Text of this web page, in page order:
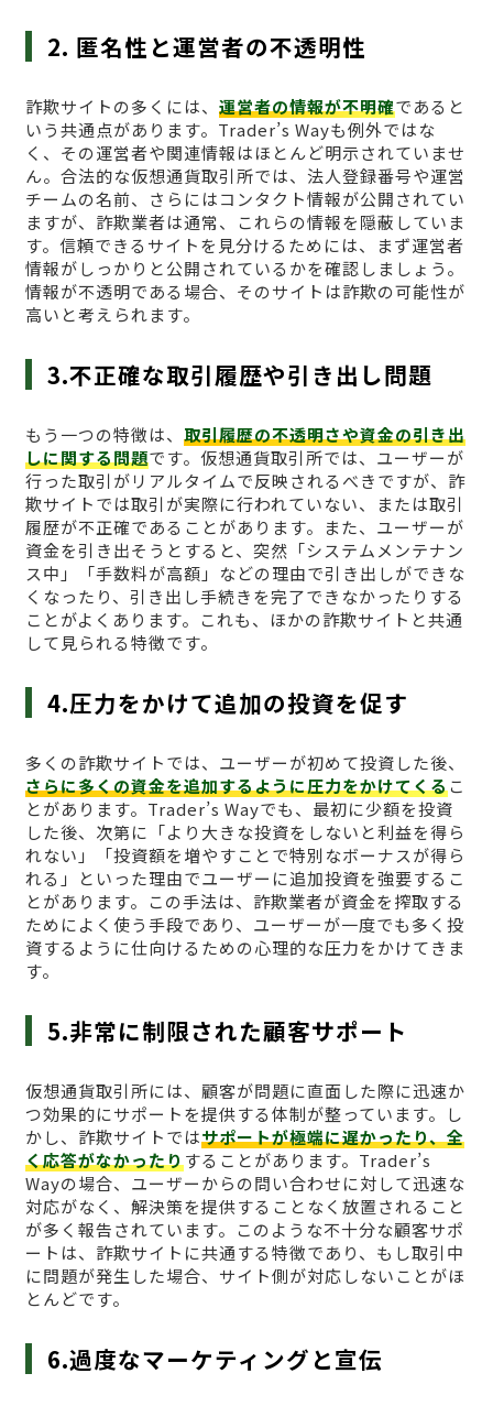
2. 匿名性と運営者の不透明性
詐欺サイトの多くには、 運営者の情報が不明確であると
いう共通点があります。Trader’s Wayも例外ではな
く、その運営者や関連情報はほとんど明示されていませ
ん。合法的な仮想通貨取引所では、法人登録番号や運営
チームの名前、さらにはコンタクト情報が公開されてい
ますが、詐欺業者は通常、これらの情報を隠蔽していま
す。信頼できるサイトを見分けるためには、まず運営者
情報がしっかりと公開されているかを確認しましょう。
情報が不透明である場合、そのサイトは詐欺の可能性が
高いと考えられます。
3.不正確な取引履歴や引き出し問題
もう一つの特徴は、 取引履歴の不透明さや資金の引き出
しに関する問題です。仮想通貨取引所では、ユーザーが
行った取引がリアルタイムで反映されるべきですが、詐
欺サイトでは取引が実際に行われていない、または取引
履歴が不正確であることがあります。また、ユーザーが
資金を引き出そうとすると、突然「システムメンテナン
ス中」「手数料が高額」などの理由で引き出しができな
くなったり、引き出し手続きを完了できなかったりする
ことがよくあります。これも、ほかの詐欺サイトと共通
して見られる特徴です。
4.圧力をかけて追加の投資を促す
多くの詐欺サイトでは、ユーザーが初めて投資した後、
さらに多くの資金を追加するように圧力をかけてくるこ
とがあります。Trader’s Wayでも、最初に少額を投資
した後、次第に「より大きな投資をしないと利益を得ら
れない」「投資額を増やすことで特別なボーナスが得ら
れる」といった理由でユーザーに追加投資を強要するこ
とがあります。この手法は、詐欺業者が資金を搾取する
ためによく使う手段であり、ユーザーが一度でも多く投
資するように仕向けるための心理的な圧力をかけてきま
す。
5.非常に制限された顧客サポート
仮想通貨取引所には、顧客が問題に直面した際に迅速か
つ効果的にサポートを提供する体制が整っています。し
かし、詐欺サイトではサポートが極端に遅かったり、全
く応答がなかったりすることがあります。Trader’s
Wayの場合、ユーザーからの問い合わせに対して迅速な
対応がなく、解決策を提供することなく放置されること
が多く報告されています。このような不十分な顧客サポ
ートは、詐欺サイトに共通する特徴であり、もし取引中
に問題が発生した場合、サイト側が対応しないことがほ
とんどです。
6.過度なマーケティングと宣伝